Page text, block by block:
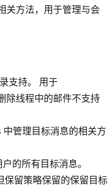
关方法，用于管理与会
支持。 用于
除线程中的邮件不支持
管理目标消息的相关方
的所有目标消息。
保留策略保留的保留目标